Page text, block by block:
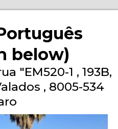
below)
"EM520-1 , 193B,
, 8005-534